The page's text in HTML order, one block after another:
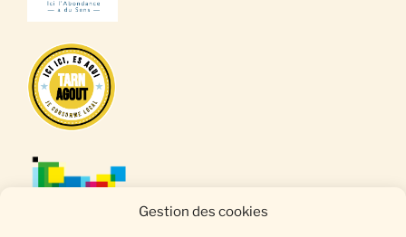
Gestion des cookies